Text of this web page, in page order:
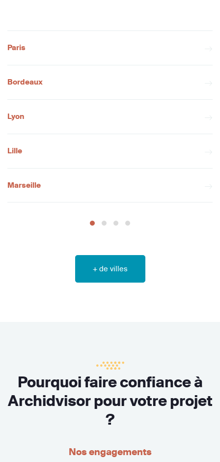
Paris
Bordeaux
Lyon
Lille
Marseille
+ de villes
Pourquoi faire confiance à
Archidvisor pour votre projet
?
Nos engagements